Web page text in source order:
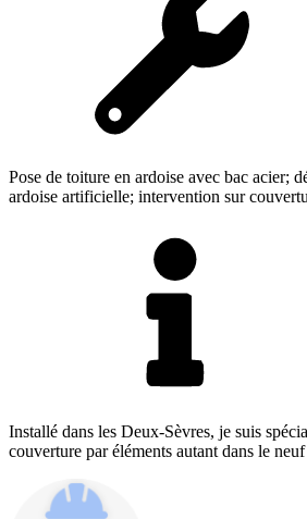
Pose de toiture en ardoise avec bac acier;
ardoise artificielle; intervention sur
Installé dans les Deux-Sèvres, je suis
couverture par éléments autant dans le